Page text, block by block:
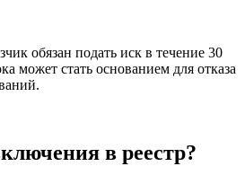
обязан подать иск в течение 30
может стать основанием для отказа
в реестр?